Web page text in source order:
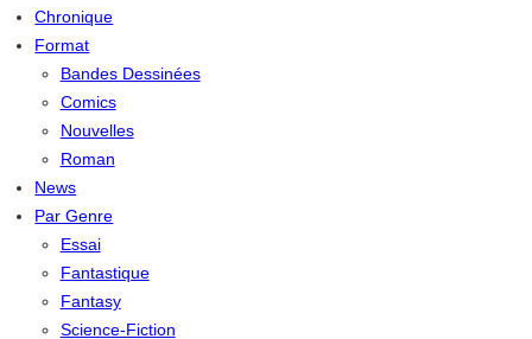
Chronique
Format
Bandes Dessinées
Comics
Nouvelles
Roman
News
Par Genre
Essai
Fantastique
Fantasy
Science-Fiction